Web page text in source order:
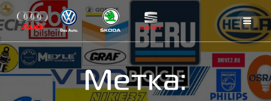
content
Метка: